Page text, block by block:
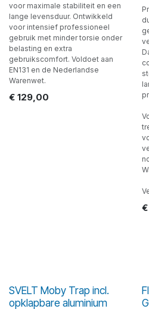
voor maximale stabiliteit en een
lange levensduur. Ontwikkeld
voor intensief professioneel
gebruik met minder torsie onder
belasting en extra
gebruikscomfort. Voldoet aan
EN131 en de Nederlandse
Warenwet.
€ 129,00
€
SVELT Moby Trap incl.
opklapbare aluminium